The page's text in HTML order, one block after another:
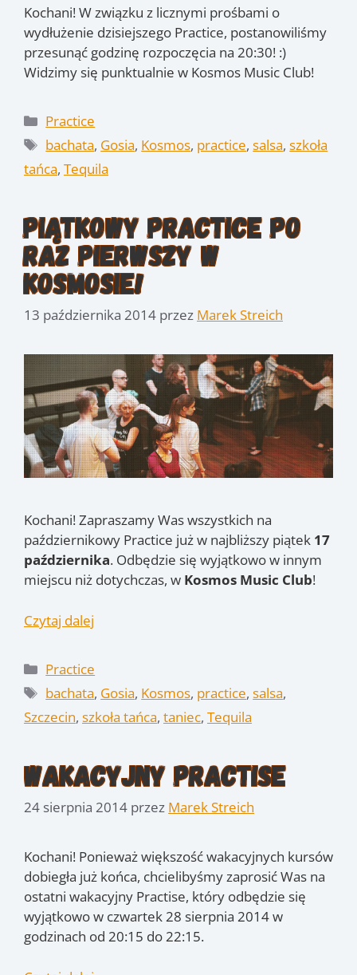
Kochani! W związku z licznymi prośbami o
wydłużenie dzisiejszego Practice, postanowiliśmy
przesunąć godzinę rozpoczęcia na 20:30! :)
Widzimy się punktualnie w Kosmos Music Club!
Kategorie
Practice
Tagi
bachata, Gosia, Kosmos, practice,salsa,szkoła
tańca, Tequila
Piątkowy practice po
raz pierwszy w
Kosmosie!
13 października 2014 przez Marek Streich
Kochani! Zapraszamy Was wszystkich na
październikowy Practice już w najbliższy piątek 17
października. Odbędzie się wyjątkowo w innym
miejscu niż dotychczas, w Kosmos Music Club!
Czytaj dalej
Kategorie
Practice
Tagi
bachata, Gosia, Kosmos, practice,salsa,
Szczecin, szkoła tańca, taniec, Tequila
Wakacyjny Practise
24 sierpnia 2014 przez Marek Streich
Kochani! Ponieważ większość wakacyjnych kursów
dobiegła już końca, chcielibyśmy zaprosić Was na
ostatni wakacyjny Practise, który odbędzie się
wyjątkowo w czwartek 28 sierpnia 2014 w
godzinach od 20:15 do 22:15.